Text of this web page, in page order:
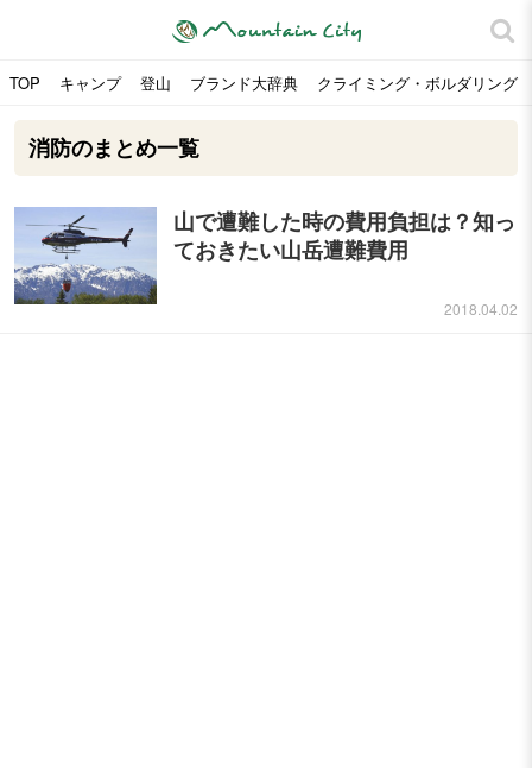
TOP キャンプ 登山 ブランド大辞典 クライミング・ボルダリング
消防のまとめ一覧
山で遭難した時の費用負担は？知っ
ておきたい山岳遭難費用
2018.04.02